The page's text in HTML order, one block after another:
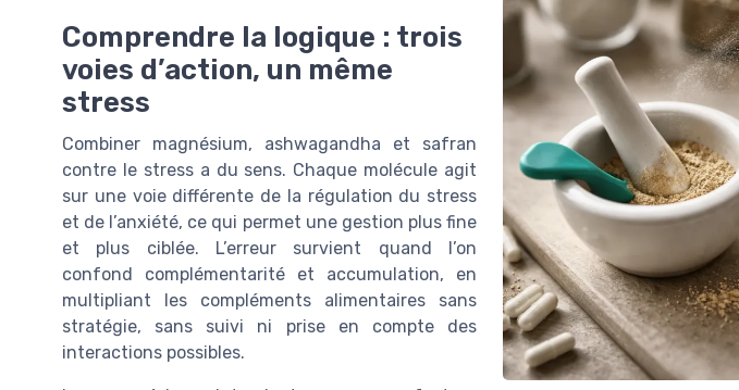
Comprendre la logique : trois
voies d’action, un même
stress
Combiner magnésium, ashwagandha et safran
contre le stress a du sens. Chaque molécule agit
sur une voie différente de la régulation du stress
et de l’anxiété, ce qui permet une gestion plus fine
et plus ciblée. L’erreur survient quand l’on
confond complémentarité et accumulation, en
multipliant les compléments alimentaires sans
stratégie, sans suivi ni prise en compte des
interactions possibles.